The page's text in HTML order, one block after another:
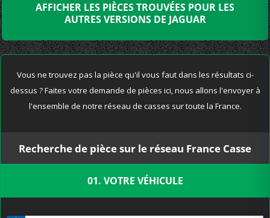
AFFICHER LES PIÈCES TROUVÉES POUR LES
AUTRES VERSIONS DE JAGUAR
Vous ne trouvez pas la pièce qu'il vous faut dans les résultats ci-
dessus ? Faites votre demande de pièces ici, nous allons l'envoyer à
l'ensemble de notre réseau de casses sur toute la France.
Recherche de pièce sur le réseau France Casse
01. VOTRE VÉHICULE